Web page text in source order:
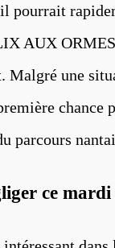
pourrait
AUX
Malgré une
chance
parcours
ce mardi